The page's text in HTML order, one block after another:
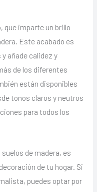
que imparte un brillo
Este acabado es
añade calidez y
de los diferentes
están disponibles
tonos claros y neutros
para todos los
de madera, es
de tu hogar. Si
puedes optar por